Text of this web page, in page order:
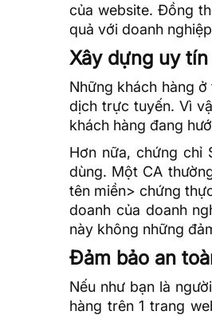
của website. Đồng
quả với doanh
Xây dựng uy
Những khách hàng
dịch trực tuyến. Vì
khách hàng đang
Hơn nữa, chứng chỉ
dùng. Một CA
tên miền> chứng
doanh của doanh
này không những
Đảm bảo an
Nếu như bạn là
hàng trên 1 trang